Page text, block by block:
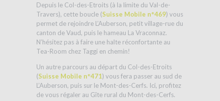
Depuis le Col-des-Etroits (à la limite du Val-de-
Travers), cette boucle (Suisse Mobile n°469) vous
permet de rejoindre L’Auberson, petit village-rue du
canton de Vaud, puis le hameau La Vraconnaz.
N’hésitez pas à faire une halte réconfortante au
Tea-Room chez Taggi en chemin!
Un autre parcours au départ du Col-des-Etroits
(Suisse Mobile n°471) vous fera passer au sud de
L’Auberson, puis sur le Mont-des-Cerfs. Ici, profitez
de vous régaler au Gîte rural du Mont-des-Cerfs.